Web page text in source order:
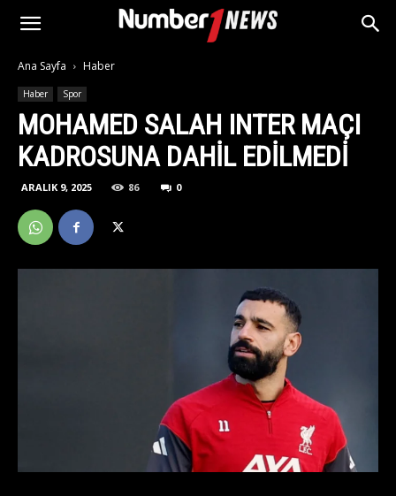
Ana Sayfa Haber
Haber Spor
MOHAMED SALAH INTER MAÇI
KADROSUNA DAHIL EDILMEDI
ARALIK 9, 2025 86 0